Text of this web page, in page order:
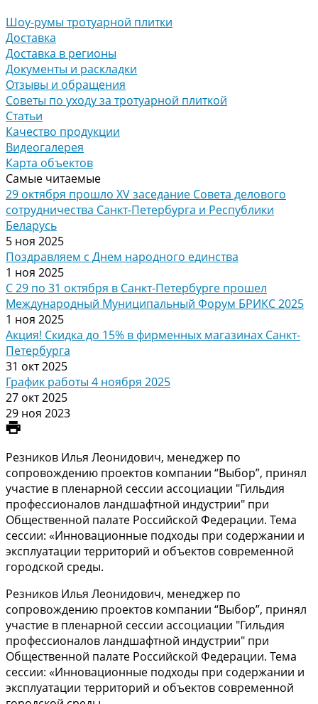
Шоу-румы тротуарной плитки
Доставка
Доставка в регионы
Документы и раскладки
Отзывы и обращения
Советы по уходу за тротуарной плиткой
Статьи
Качество продукции
Видеогалерея
Карта объектов
Самые читаемые
29 октября прошло XV заседание Совета делового
сотрудничества Санкт-Петербурга и Республики
Беларусь
5 ноя 2025
Поздравляем с Днем народного единства
1 ноя 2025
С 29 по 31 октября в Санкт-Петербурге прошел
Международный Муниципальный Форум БРИКС 2025
1 ноя 2025
Акция! Скидка до 15% в фирменных магазинах Санкт-
Петербурга
31 окт 2025
График работы 4 ноября 2025
27 окт 2025
29 ноя 2023
Резников Илья Леонидович, менеджер по
сопровождению проектов компании “Выбор”, принял
участие в пленарной сессии ассоциации "Гильдия
профессионалов ландшафтной индустрии" при
Общественной палате Российской Федерации. Тема
сессии: «Инновационные подходы при содержании и
эксплуатации территорий и объектов современной
городской среды.
Резников Илья Леонидович, менеджер по
сопровождению проектов компании “Выбор”, принял
участие в пленарной сессии ассоциации "Гильдия
профессионалов ландшафтной индустрии" при
Общественной палате Российской Федерации. Тема
сессии: «Инновационные подходы при содержании и
эксплуатации территорий и объектов современной